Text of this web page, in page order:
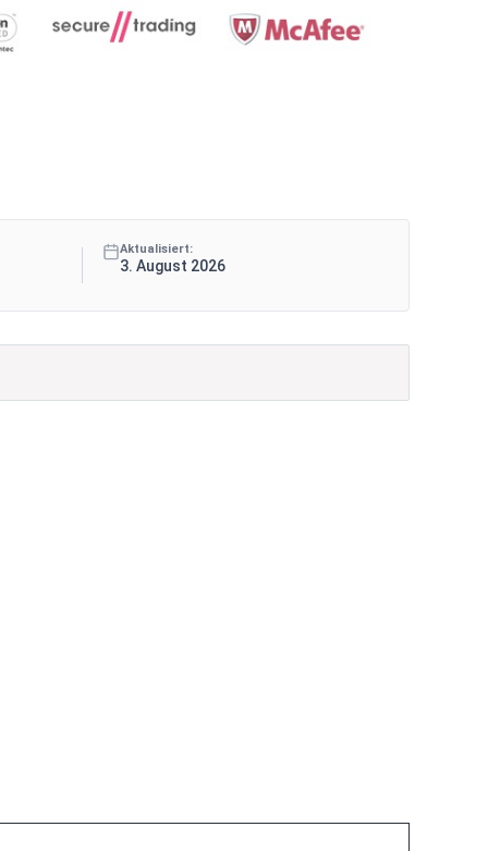
Aktualisiert:
3. August 2026